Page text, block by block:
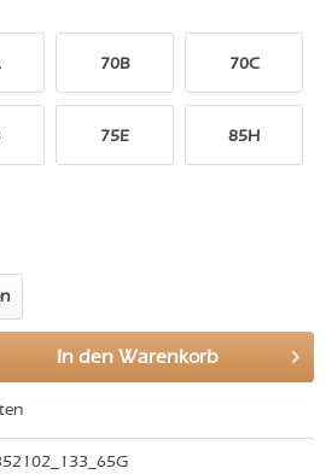
70B 70C
75E 85H
In den Warenkorb